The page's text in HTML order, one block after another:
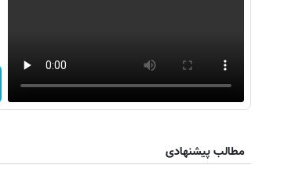
مطالب پیشنهادی